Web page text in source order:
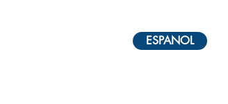
ESPANOL